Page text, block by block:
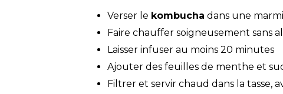
Verser le kombucha dans une
Faire chauffer soigneusement sans
Laisser infuser au moins 20 minutes
Ajouter des feuilles de menthe et
Filtrer et servir chaud dans la tasse,